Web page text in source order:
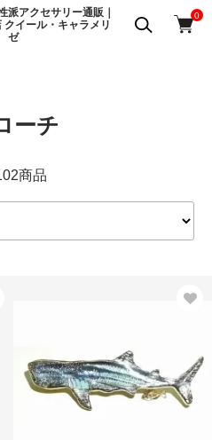
派アクセサリー通販｜
クイール・キャラメリ
ゼ
0
ーチ
商品